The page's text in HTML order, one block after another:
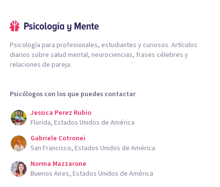
Psicología para profesionales, estudiantes y curiosos. Artículos
diarios sobre salud mental, neurociencias, frases célebres y
relaciones de pareja.
Psicólogos con los que puedes contactar
Jessica Perez Rubio
Florida, Estados Unidos de América
Gabriele Cotronei
San Francisco, Estados Unidos de América
Norma Mazzarone
Buenos Aires, Estados Unidos de América